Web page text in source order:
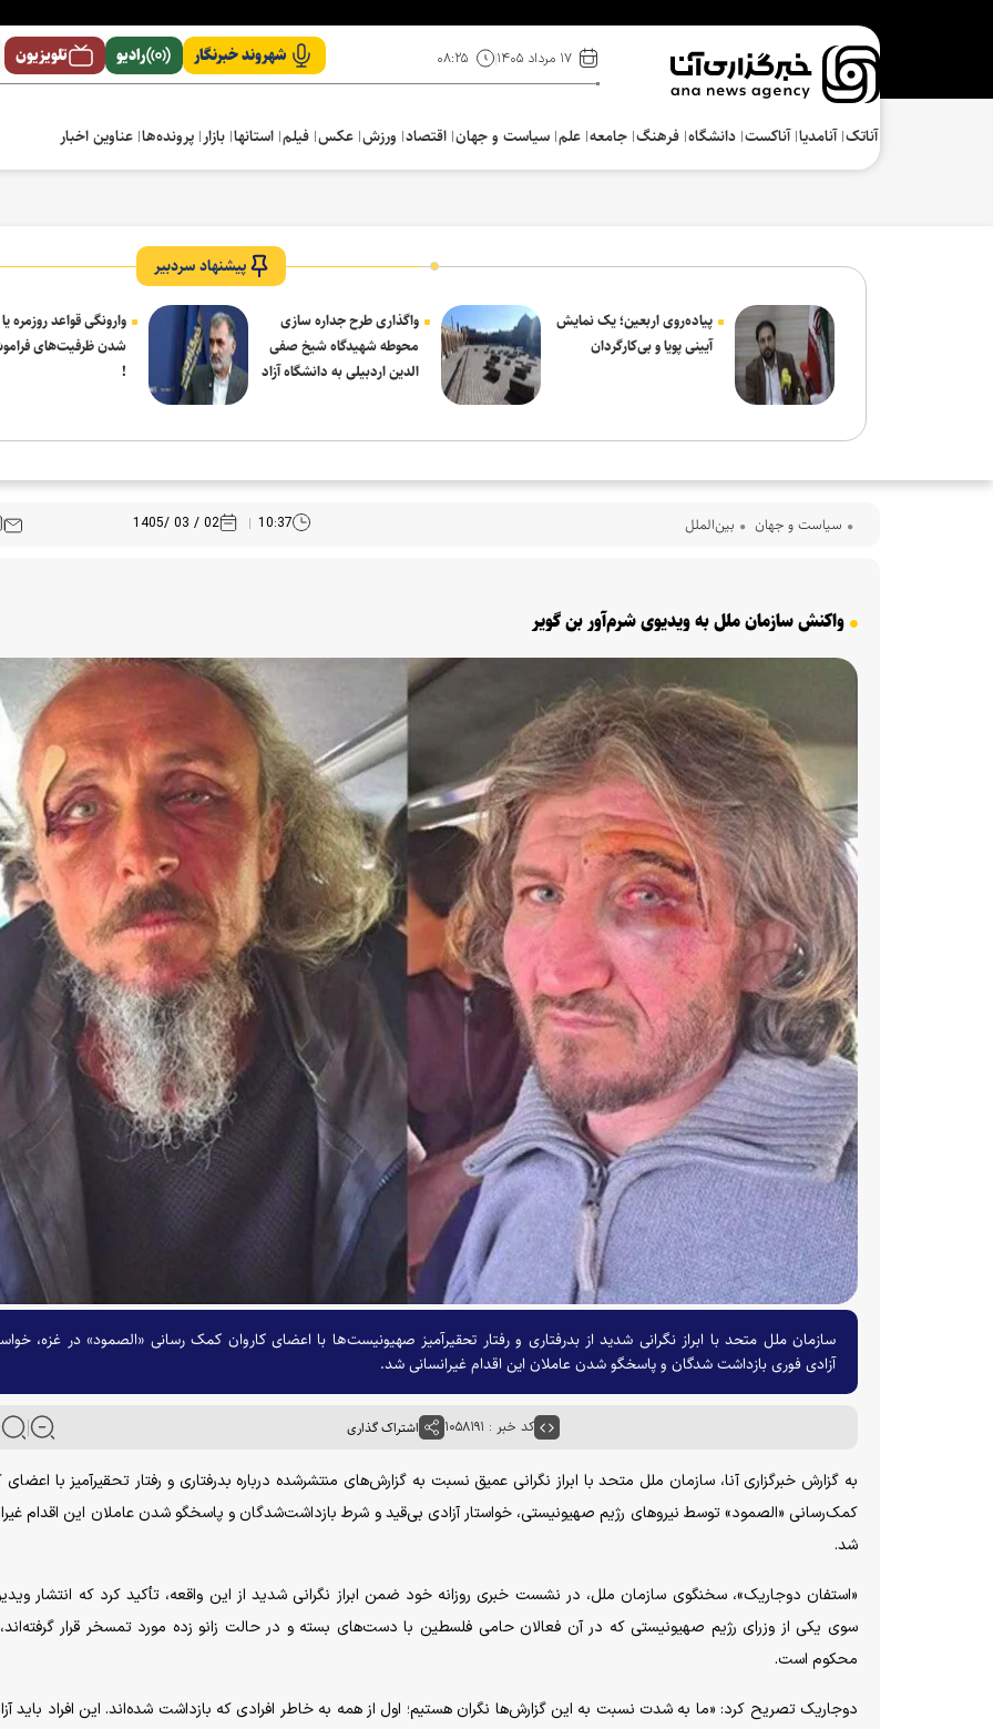
۱۷ مرداد ۱۴۰۵ ۰۸:۲۵ شهروند خبرنگار رادیو تلویزیون
آناتک آنامدیا آناکست دانشگاه فرهنگ‌ جامعه علم سیاست و جهان اقتصاد ورزش عکس فیلم استانها بازار پرونده‌ها عناوین اخبار
پیشنهاد سردبیر
پیاده‌روی اربعین؛ یک نمایش
آیینی پویا و بی‌کارگردان
واگذاری طرح جداره سازی
محوطه شهیدگاه شیخ صفی
الدین اردبیلی به دانشگاه آزاد
وارونگی قواعد روزمره
شدن ظرفیت‌های
!
سیاست و جهان بین‌الملل 10:37
02 / 03 /1405
واکنش سازمان ملل به ویدیوی شرم‌آور بن گویر
سازمان ملل متحد با ابراز نگرانی شدید از بدرفتاری و رفتار تحقیرآمیز صهیونیست‌ها با اعضای کاروان کمک رسانی «الصمود» در غزه،
آزادی فوری بازداشت شدگان و پاسخگو شدن عاملان این اقدام غیرانسانی شد.
کد خبر : ۱۰۵۸۱۹۱ اشتراک گذاری
به گزارش خبرگزاری آنا، سازمان ملل متحد با ابراز نگرانی عمیق نسبت به گزارش‌های منتشرشده درباره بدرفتاری و رفتار تحقیرآمیز با اعضای
کمک‌رسانی «الصمود» توسط نیرو‌های رژیم صهیونیستی، خواستار آزادی بی‌قید و شرط بازداشت‌شدگان و پاسخگو شدن عاملان این اقدام
شد.
«استفان دوجاریک»، سخنگوی سازمان ملل، در نشست خبری روزانه خود ضمن ابراز نگرانی شدید از این واقعه، تأکید کرد که انتشار
سوی یکی از وزرای رژیم صهیونیستی که در آن فعالان حامی فلسطین با دست‌های بسته و در حالت زانو زده مورد تمسخر قرار گرفته‌اند،
محکوم است.
دوجاریک تصریح کرد: «ما به شدت نسبت به این گزارش‌ها نگران هستیم؛ اول از همه به خاطر افرادی که بازداشت شده‌اند. این افراد باید